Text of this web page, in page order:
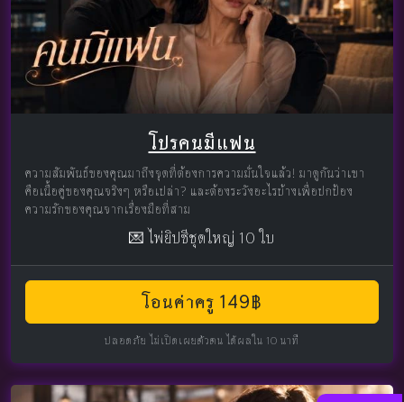
โปรคนมีแฟน
ความสัมพันธ์ของคุณมาถึงจุดที่ต้องการความมั่นใจแล้ว! มาดูกันว่าเขา
คือเนื้อคู่ของคุณจริงๆ หรือเปล่า? และต้องระวังอะไรบ้างเพื่อปกป้อง
ความรักของคุณจากเรื่องมือที่สาม
💌 ไพ่ยิปซีชุดใหญ่ 10 ใบ
โอนค่าครู 149฿
ปลอดภัย ไม่เปิดเผยตัวตน ได้ผลใน 10 นาที